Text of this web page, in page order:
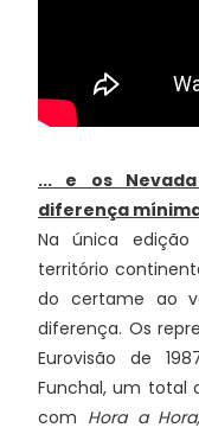
... e os
diferença
Na única
território
do certame ao
diferença. Os
Eurovisão de
Funchal, um total
com Hora a